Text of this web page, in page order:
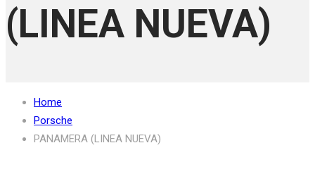
(LINEA NUEVA)
Home
Porsche
PANAMERA (LINEA NUEVA)